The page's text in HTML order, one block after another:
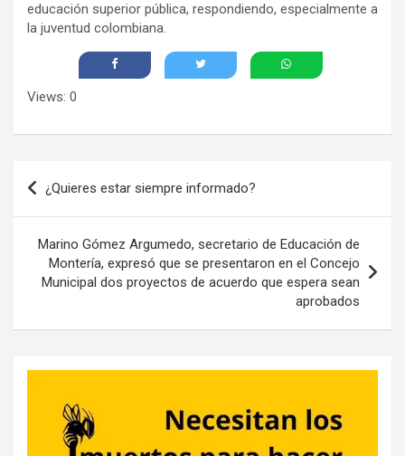
educación superior pública, respondiendo, especialmente a
la juventud colombiana.
Views: 0
Navegación
de
entradas
¿Quieres estar siempre informado?
Marino Gómez Argumedo, secretario de Educación de
Montería, expresó que se presentaron en el Concejo
Municipal dos proyectos de acuerdo que espera sean
aprobados